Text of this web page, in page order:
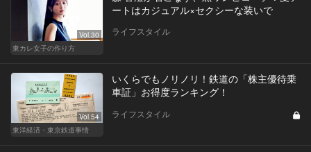
Vol.30
東カレ女子の作り方
ートはカジュアル×セクシーな装いで
ライフスタイル
Vol.54
東洋経済・東京鉄道事情
いくらでもノリノリ！鉄道の「株主優待乗
車証」お得度ランキング！
ライフスタイル